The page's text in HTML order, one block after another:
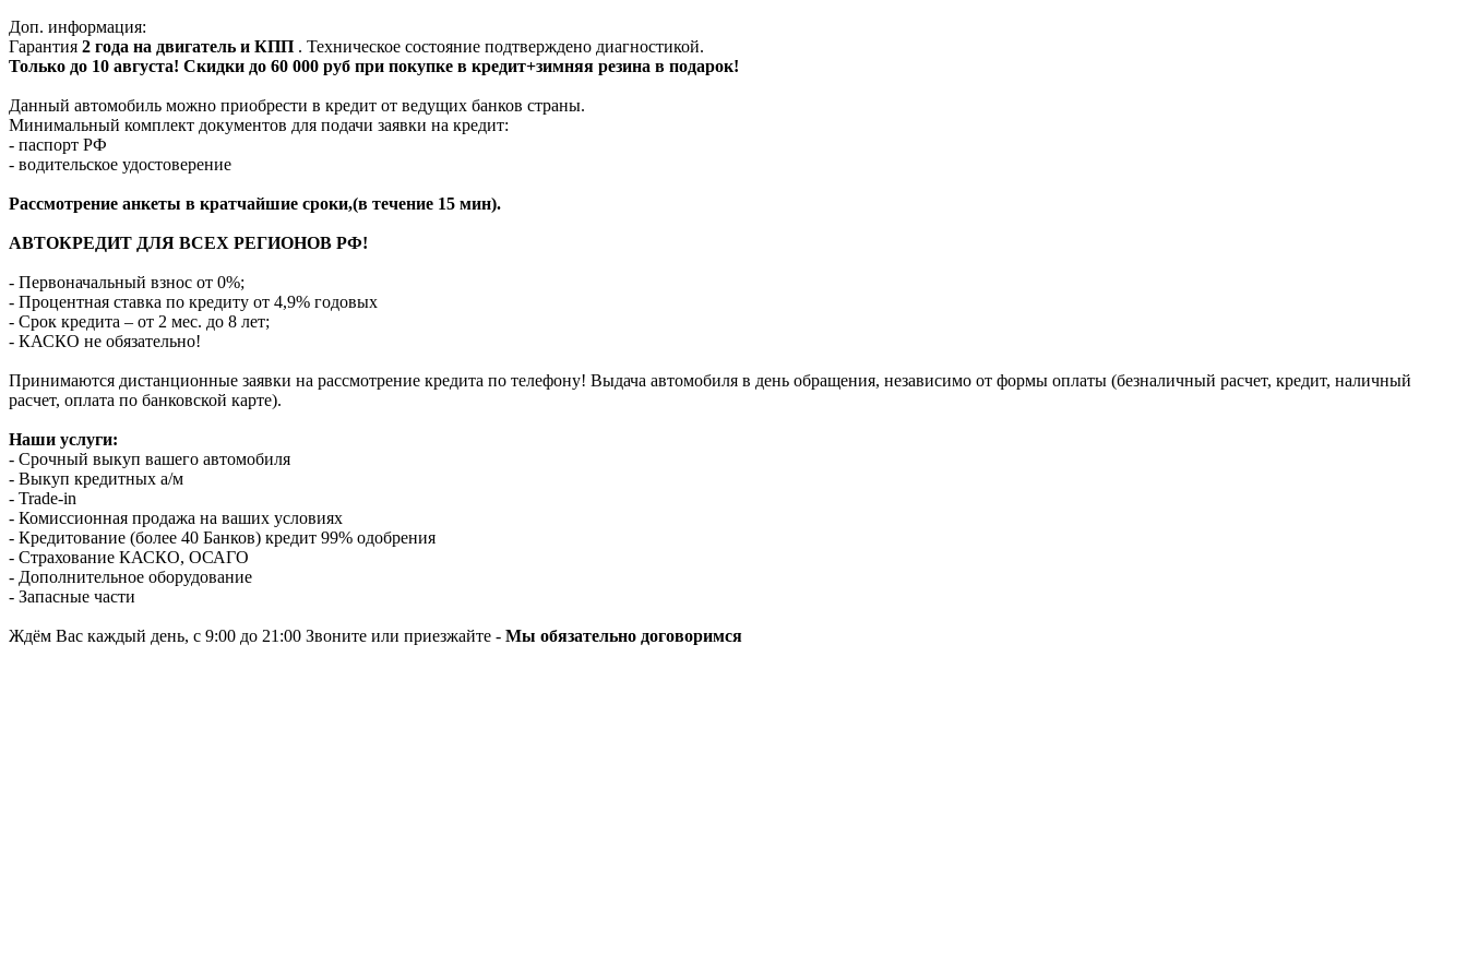
Доп. информация:
Гарантия 2 года на двигатель и КПП . Техническое состояние подтверждено диагностикой.
Только до 10 августа! Скидки до 60 000 руб при покупке в кредит+зимняя резина в подарок!
Данный автомобиль можно приобрести в кредит от ведущих банков страны.
Минимальный комплект документов для подачи заявки на кредит:
- паспорт РФ
- водительское удостоверение
Рассмотрение анкеты в кратчайшие сроки,(в течение 15 мин).
АВТОКРЕДИТ ДЛЯ ВСЕХ РЕГИОНОВ РФ!
- Первоначальный взнос от 0%;
- Процентная ставка по кредиту от 4,9% годовых
- Срок кредита – от 2 мес. до 8 лет;
- КАСКО не обязательно!
Принимаются дистанционные заявки на рассмотрение кредита по телефону! Выдача автомобиля в день обращения, независимо от формы оплаты (безналичный расчет, кредит, наличный
расчет, оплата по банковской карте).
Наши услуги:
- Срочный выкуп вашего автомобиля
- Выкуп кредитных а/м
- Trade-in
- Комиссионная продажа на ваших условиях
- Кредитование (более 40 Банков) кредит 99% одобрения
- Страхование КАСКО, ОСАГО
- Дополнительное оборудование
- Запасные части
Ждём Вас каждый день, с 9:00 до 21:00 Звоните или приезжайте - Мы обязательно договоримся